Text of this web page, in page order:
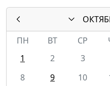
ПН
ВТ СР
1
2 3
8
9 10